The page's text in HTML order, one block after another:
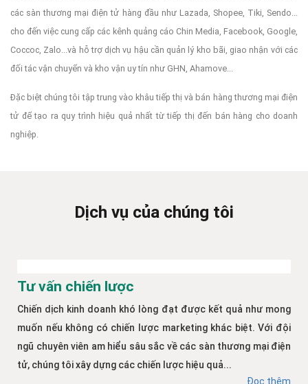
các sàn thương mại điện tử hàng đầu như Lazada, Shopee, Tiki, Sendo...
cho đến việc cung cấp các kênh quảng cáo Chin Media, Facebook, Google,
Coccoc, Zalo...và hỗ trợ dịch vụ hậu cần quản lý kho bãi, giao nhận với các
đối tác vận chuyển và kho vận uy tín như GHN, Ahamove...
Đặc biệt chúng tôi tập trung vào khâu tiếp thị và bán hàng thương mại điện
tử để tạo ra quy trình hiệu quả nhất từ tiếp thị đến bán hàng cho doanh
nghiệp.
Dịch vụ của chúng tôi
Tư vấn chiến lược
Chiến dịch kinh doanh khó lòng đạt được kết quả như mong
muốn nếu không có chiến lược marketing khác biệt. Với đội
ngũ chuyên viên am hiểu sâu sắc về các sàn thương mại điện
tử, chúng tôi xây dựng các chiến lược hiệu quả...
Đọc thêm